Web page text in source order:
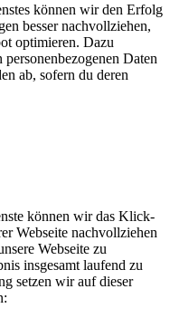
können wir den Erfolg
besser nachvollziehen,
optimieren. Dazu
Daten
ab, sofern du deren
können wir das Klick-
Webseite nachvollziehen
Webseite zu
insgesamt laufend zu
setzen wir auf dieser